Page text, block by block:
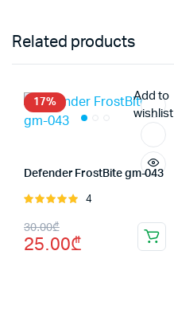
Related products
17%
Add to
wishlist
Defender FrostBite gm-043
Оценка
4
30.00₾
Первоначальная
цена
25.00₾
Текущая
цена: